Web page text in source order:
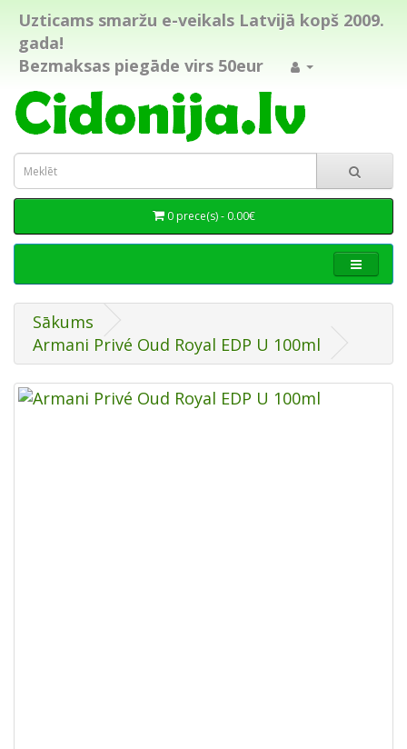
Uzticams smaržu e-veikals Latvijā kopš 2009.
gada!
Bezmaksas piegāde virs 50eur
0 prece(s) - 0.00€
Sākums
Armani Privé Oud Royal EDP U 100ml